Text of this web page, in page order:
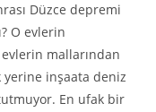
Düzce depremi
O evlerin
evlerin mallarından
yerine inşaata deniz
En ufak bir